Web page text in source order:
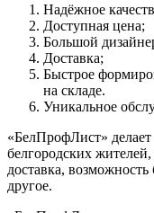
Надёжное
Доступная цена;
Большой
Доставка;
Быстрое
на складе.
Уникальное
«БелПрофЛист»
белгородских
доставка,
другое.